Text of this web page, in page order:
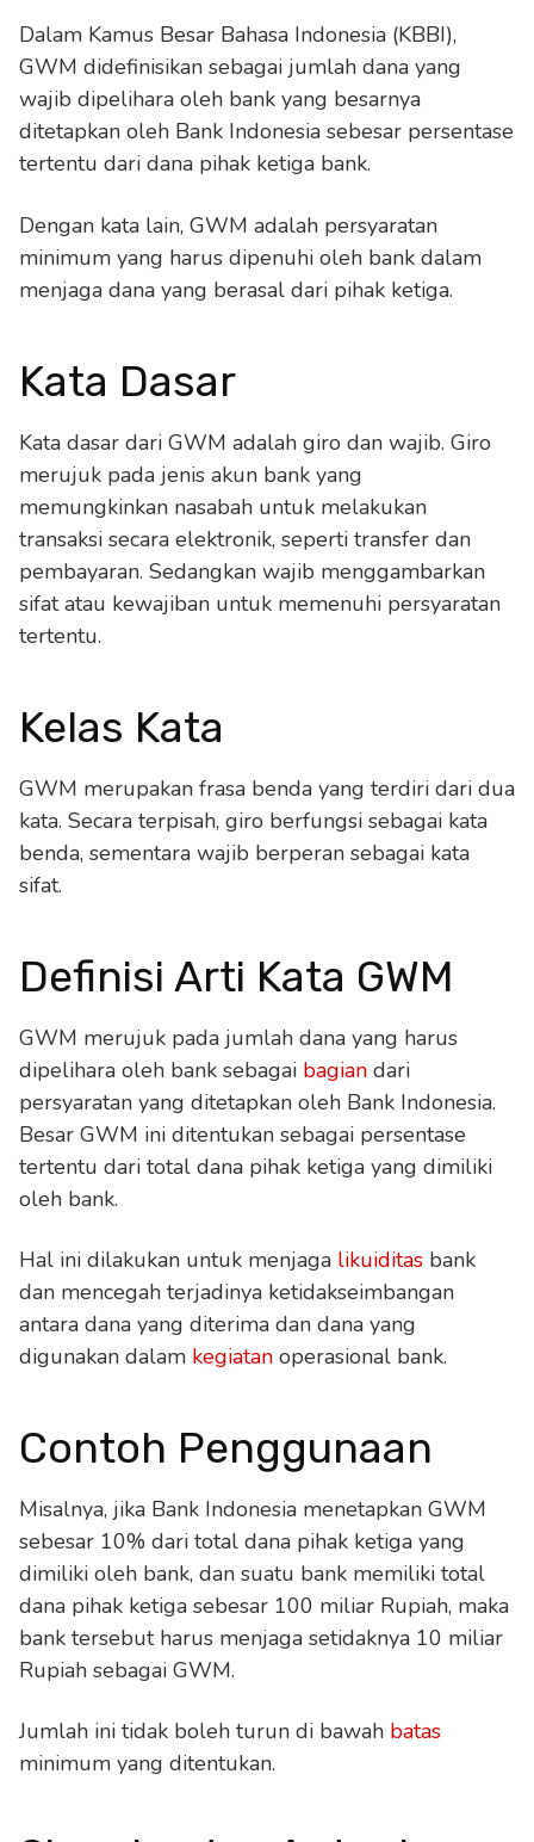
Dalam Kamus Besar Bahasa Indonesia (KBBI),
GWM didefinisikan sebagai jumlah dana yang
wajib dipelihara oleh bank yang besarnya
ditetapkan oleh Bank Indonesia sebesar persentase
tertentu dari dana pihak ketiga bank.
Dengan kata lain, GWM adalah persyaratan
minimum yang harus dipenuhi oleh bank dalam
menjaga dana yang berasal dari pihak ketiga.
Kata Dasar
Kata dasar dari GWM adalah giro dan wajib. Giro
merujuk pada jenis akun bank yang
memungkinkan nasabah untuk melakukan
transaksi secara elektronik, seperti transfer dan
pembayaran. Sedangkan wajib menggambarkan
sifat atau kewajiban untuk memenuhi persyaratan
tertentu.
Kelas Kata
GWM merupakan frasa benda yang terdiri dari dua
kata. Secara terpisah, giro berfungsi sebagai kata
benda, sementara wajib berperan sebagai kata
sifat.
Definisi Arti Kata GWM
GWM merujuk pada jumlah dana yang harus
dipelihara oleh bank sebagai bagian dari
persyaratan yang ditetapkan oleh Bank Indonesia.
Besar GWM ini ditentukan sebagai persentase
tertentu dari total dana pihak ketiga yang dimiliki
oleh bank.
Hal ini dilakukan untuk menjaga likuiditas bank
dan mencegah terjadinya ketidakseimbangan
antara dana yang diterima dan dana yang
digunakan dalam kegiatan operasional bank.
Contoh Penggunaan
Misalnya, jika Bank Indonesia menetapkan GWM
sebesar 10% dari total dana pihak ketiga yang
dimiliki oleh bank, dan suatu bank memiliki total
dana pihak ketiga sebesar 100 miliar Rupiah, maka
bank tersebut harus menjaga setidaknya 10 miliar
Rupiah sebagai GWM.
Jumlah ini tidak boleh turun di bawah batas
minimum yang ditentukan.